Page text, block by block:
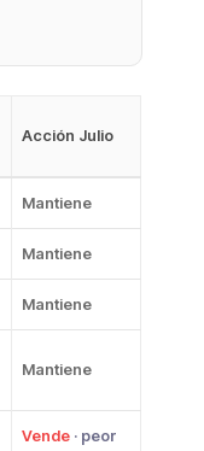
Acción Julio
Mantiene
Mantiene
Mantiene
Mantiene
Vende · peor